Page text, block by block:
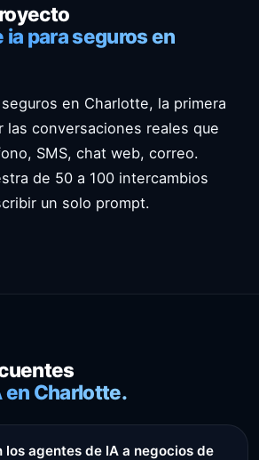
para seguros en
en Charlotte, la primera
las conversaciones reales que
SMS, chat web, correo.
de 50 a 100 intercambios
un solo prompt.
en Charlotte.
los agentes de IA a negocios de